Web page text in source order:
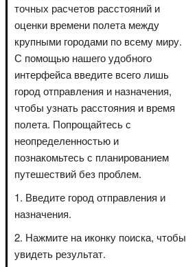
точных расчетов расстояний и
оценки времени полета между
крупными городами по всему миру.
С помощью нашего удобного
интерфейса введите всего лишь
город отправления и назначения,
чтобы узнать расстояния и время
полета. Попрощайтесь с
неопределенностью и
познакомьтесь с планированием
путешествий без проблем.
Введите город отправления и
назначения.
Нажмите на иконку поиска, чтобы
увидеть результат.